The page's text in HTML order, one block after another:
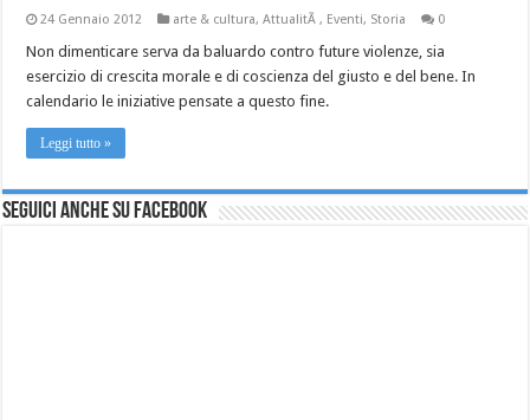
24 Gennaio 2012 arte & cultura,AttualitÃ, Eventi, Storia 0
Non dimenticare serva da baluardo contro future violenze, sia
esercizio di crescita morale e di coscienza del giusto e del bene. In
calendario le iniziative pensate a questo fine.
Leggi tutto »
Seguici anche su Facebook